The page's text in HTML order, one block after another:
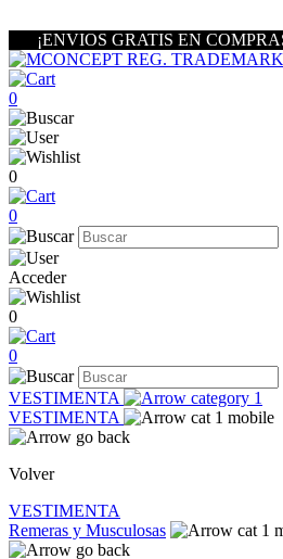
¡ENVIOS GRATIS EN
0
0
0
Acceder
0
0
VESTIMENTA
VESTIMENTA
Volver
VESTIMENTA
Remeras y Musculosas